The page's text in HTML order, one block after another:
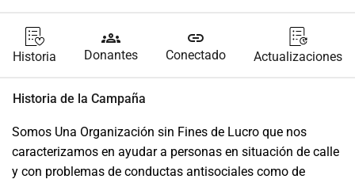
Historia
groups
Donantes
link
Conectado Actualizaciones
Historia de la Campaña
Somos Una Organización sin Fines de Lucro que nos
caracterizamos en ayudar a personas en situación de calle
y con problemas de conductas antisociales como de